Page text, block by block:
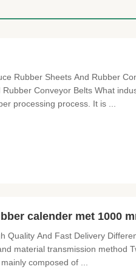
Rubber Sheets And Rubber
Conveyor Belts What
processing process. It is ...
calender met 1000
Quality And Fast Delivery
material transmission method
composed of ...